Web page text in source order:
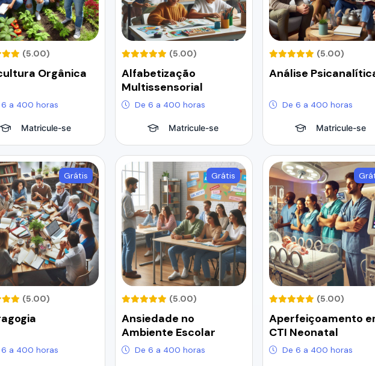
(5.00)
Orgânica
6 a 400 horas
Matricule-se
(5.00)
Alfabetização
Multissensorial
De 6 a 400 horas
Matricule-se
(5.00)
Análise
De 6 a 400 horas
Matricule-se
Grátis
(5.00)
6 a 400 horas
Grátis
(5.00)
Ansiedade no
Ambiente Escolar
De 6 a 400 horas
(5.00)
Aperfeiçoamento
CTI Neonatal
De 6 a 400 horas